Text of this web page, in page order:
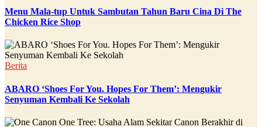
Menu Mala-tup Untuk Sambutan Tahun Baru Cina Di The
Chicken Rice Shop
Berita
ABARO ‘Shoes For You. Hopes For Them’: Mengukir
Senyuman Kembali Ke Sekolah